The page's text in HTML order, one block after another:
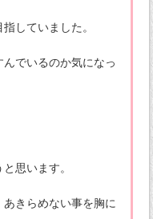
していました。
でいるのか気になっ
思います。
きらめない事を胸に